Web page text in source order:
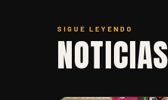
SIGUE LEYENDO
NOTICIAS